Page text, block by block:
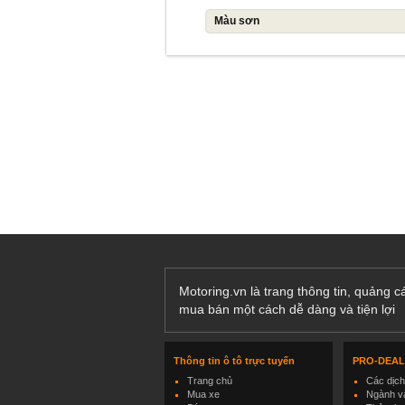
Màu sơn
Motoring.vn là trang thông tin, quảng
mua bán một cách dễ dàng và tiện lợi
Thông tin ô tô trực tuyến
Trang chủ
Mua xe
PRO-
Các
Ngành